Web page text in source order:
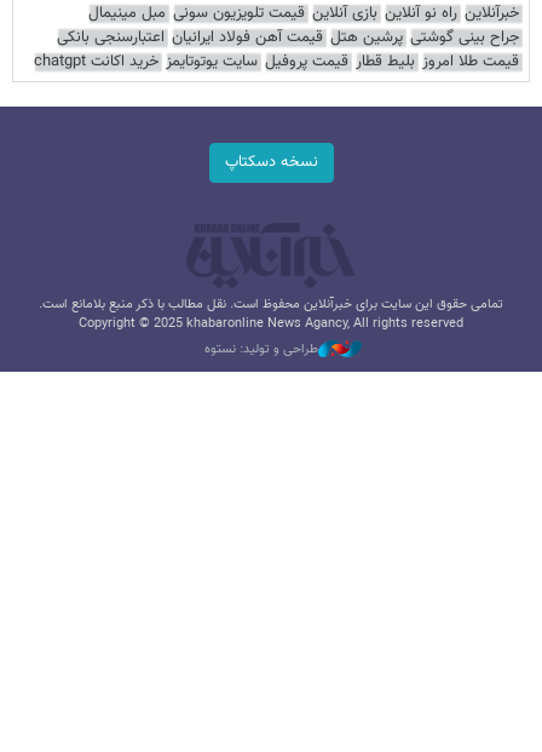
خبرآنلاین راه نو آنلاین بازی آنلاین قیمت تلویزیون سونی مبل مینیمال
جراح بینی گوشتی پرشین هتل قیمت آهن فولاد ایرانیان اعتبارسنجی بانکی
قیمت طلا امروز بلیط قطار قیمت پروفیل سایت یوتوتایمز خرید اکانت chatgpt
نسخه دسکتاپ
تمامی حقوق این سایت برای خبرآنلاین محفوظ است. نقل مطالب با ذکر منبع بلامانع است.
Copyright © 2025 khabaronline News Agancy, All rights reserved
طراحی و تولید: نستوه